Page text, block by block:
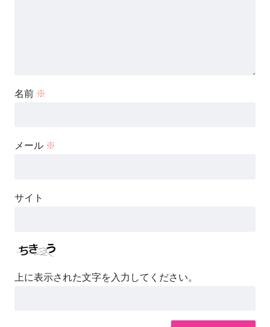
名前 ※
メール ※
サイト
上に表示された文字を入力してください。